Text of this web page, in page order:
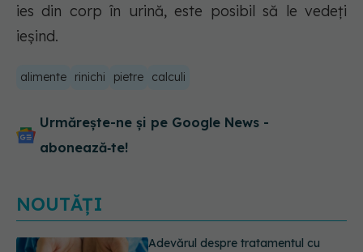
ies din corp în urină, este posibil să le vedeți
ieșind.
alimente rinichi pietre calculi
Urmărește-ne și pe Google News -
abonează‑te!
NOUTĂȚI